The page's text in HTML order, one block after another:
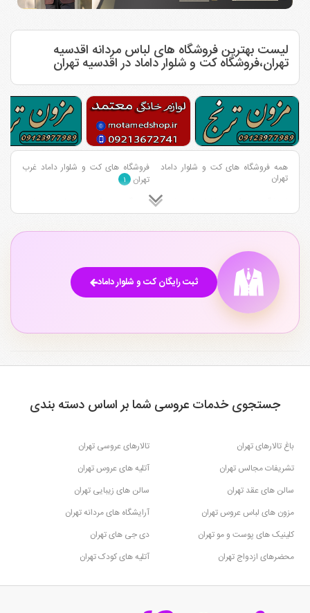
لیست بهترین فروشگاه های لباس مردانه اقدسیه
تهران،فروشگاه کت و شلوار داماد در اقدسیه تهران
همه فروشگاه های کت و شلوار داماد
تهران
فروشگاه های کت و شلوار داماد غرب
تهران
۱
فروشگاه های کت و شلوار داماد شمال
تهران ۱
فروشگاه های کت و شلوار داماد شرق
تهران ۳
فروشگاه های کت و شلوار داماد مرکز
فروشگاه های کت و شلوار داماد جنوب
ثبت رایگان کت و شلوار داماد
جستجوی خدمات عروسی شما بر اساس دسته بندی
باغ تالارهای تهران
تالارهای عروسی تهران
تشریفات مجالس تهران
آتلیه های عروس تهران
سالن های عقد تهران
سالن های زیبایی تهران
مزون های لباس عروس تهران
آرایشگاه های مردانه تهران
کلینیک های پوست و مو تهران
دی جی های تهران
محضرهای ازدواج تهران
آتلیه های کودک تهران